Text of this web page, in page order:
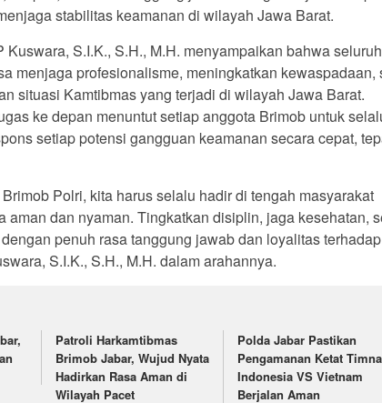
stabilitas keamanan di wilayah Jawa Barat.
S.I.K., S.H., M.H. menyampaikan bahwa seluruh
menjaga profesionalisme, meningkatkan kewaspadaan,
situasi Kamtibmas yang terjadi di wilayah Jawa Barat.
ke depan menuntut setiap anggota Brimob untuk
setiap potensi gangguan keamanan secara cepat,
Polri, kita harus selalu hadir di tengah masyarakat
aman dan nyaman. Tingkatkan disiplin, jaga kesehatan,
penuh rasa tanggung jawab dan loyalitas terhadap
S.I.K., S.H., M.H. dalam arahannya.
Patroli Harkamtibmas
Brimob Jabar, Wujud Nyata
Hadirkan Rasa Aman di
Wilayah Pacet
Polda Jabar Pastikan
Pengamanan Ketat
Indonesia VS Vietnam
Berjalan Aman